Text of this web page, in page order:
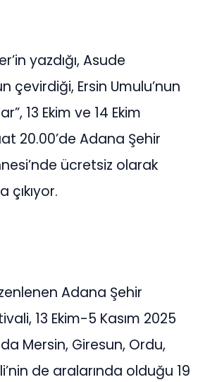
yazdığı, Asude
çevirdiği, Ersin Umulu’nun
13 Ekim ve 14 Ekim
20.00’de Adana Şehir
ücretsiz olarak
çıkıyor.
Adana Şehir
13 Ekim-5 Kasım 2025
Mersin, Giresun, Ordu,
de aralarında olduğu 19